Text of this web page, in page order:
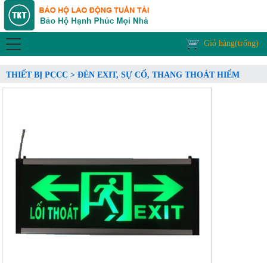
Giỏ hàng(trống)
THIẾT BỊ PCCC > ĐÈN EXIT, SỰ CỐ, THANG THOÁT HIỂM